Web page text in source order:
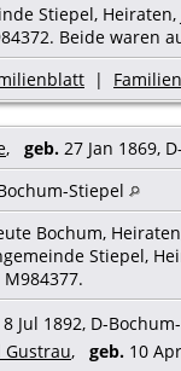
Stiepel, Heiraten,
Beide waren
|
, geb. 27 Jan 1869,
Stiepel
Bochum,
Stiepel,
8 Jul 1892, D-
Gustrau, geb. 10